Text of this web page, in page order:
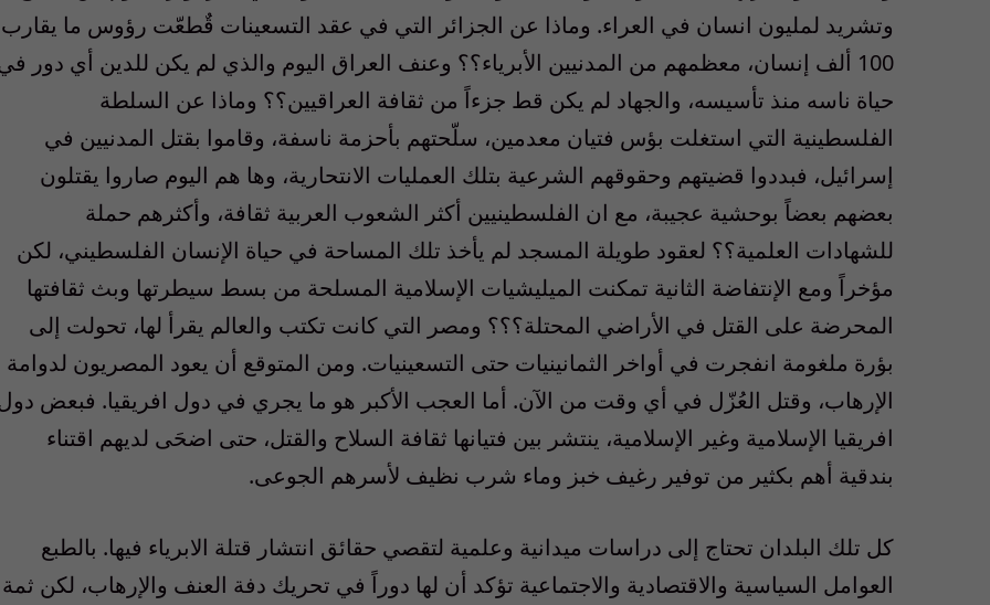
وتشريد لمليون انسان في العراء. وماذا عن الجزائر التي في عقد التسعينات قٌطعّت رؤوس ما يقارب
100 ألف إنسان، معظمهم من المدنيين الأبرياء؟؟ وعنف العراق اليوم والذي لم يكن للدين أي دور
حياة ناسه منذ تأسيسه، والجهاد لم يكن قط جزءاً من ثقافة العراقيين؟؟ وماذا عن السلطة
الفلسطينية التي استغلت بؤس فتيان معدمين، سلّحتهم بأحزمة ناسفة، وقاموا بقتل المدنيين في
إسرائيل، فبددوا قضيتهم وحقوقهم الشرعية بتلك العمليات الانتحارية، وها هم اليوم صاروا يقتلون
بعضهم بعضاً بوحشية عجيبة، مع ان الفلسطينيين أكثر الشعوب العربية ثقافة، وأكثرهم حملة
للشهادات العلمية؟؟ لعقود طويلة المسجد لم يأخذ تلك المساحة في حياة الإنسان الفلسطيني، لكن
مؤخراً ومع الإنتفاضة الثانية تمكنت الميليشيات الإسلامية المسلحة من بسط سيطرتها وبث ثقافتها
المحرضة على القتل في الأراضي المحتلة؟؟؟ ومصر التي كانت تكتب والعالم يقرأ لها، تحولت إلى
بؤرة ملغومة انفجرت في أواخر الثمانينيات حتى التسعينيات. ومن المتوقع أن يعود المصريون لدوامة
الإرهاب، وقتل العُزّل في أي وقت من الآن. أما العجب الأكبر هو ما يجري في دول افريقيا. فبعض
افريقيا الإسلامية وغير الإسلامية، ينتشر بين فتيانها ثقافة السلاح والقتل، حتى اضحَى لديهم اقتناء
بندقية أهم بكثير من توفير رغيف خبز وماء شرب نظيف لأسرهم الجوعى.
كل تلك البلدان تحتاج إلى دراسات ميدانية وعلمية لتقصي حقائق انتشار قتلة الابرياء فيها. بالطبع
العوامل السياسية والاقتصادية والاجتماعية تؤكد أن لها دوراً في تحريك دفة العنف والإرهاب، لكن ثمة